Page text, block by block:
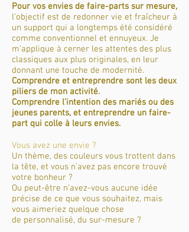
Pour vos envies de faire-parts sur mesure,
l'objectif est de redonner vie et fraîcheur à
un support qui a longtemps été considéré
comme conventionnel et ennuyeux. Je
m’applique à cerner les attentes des plus
classiques aux plus originales, en leur
donnant une touche de modernité.
Comprendre et entreprendre sont les deux
piliers de mon activité.
Comprendre l’intention des mariés ou des
jeunes parents, et entreprendre un faire-
part qui colle à leurs envies.
Vous avez une envie ?
Un thème, des couleurs vous trottent dans
la tête, et vous n’avez pas encore trouvé
votre bonheur ?
Ou peut-être n’avez-vous aucune idée
précise de ce que vous souhaitez, mais
vous aimeriez quelque chose
de personnalisé, du sur-mesure ?